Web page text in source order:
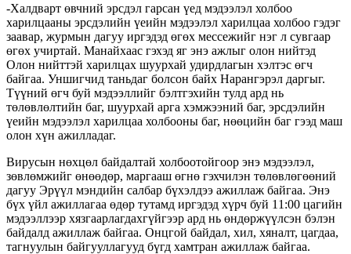
-Халдварт өвчний эрсдэл гарсан үед мэдээлэл холбоо
харилцааны эрсдэлийн үеийн мэдээлэл харилцаа холбоо гэдэг
заавар, журмын дагуу иргэдэд өгөх мессежийг нэг л сувгаар
өгөх учиртай. Манайхаас гэхэд яг энэ ажлыг олон нийтэд
Олон нийттэй харилцах шуурхай удирдлагын хэлтэс өгч
байгаа. Уншигчид таньдаг болсон байх Нарангэрэл даргыг.
Түүний өгч буй мэдээллийг бэлтгэхийн тулд ард нь
төлөвлөлтийн баг, шуурхай арга хэмжээний баг, эрсдэлийн
үеийн мэдээлэл харилцаа холбооны баг, нөөцийн баг гээд маш
олон хүн ажилладаг.
Вирусын нөхцөл байдалтай холбоотойгоор энэ мэдээлэл,
зөвлөмжийг өнөөдөр, маргааш өгнө гэхчилэн төлөвлөгөөний
дагуу Эрүүл мэндийн салбар бүхэлдээ ажиллаж байгаа. Энэ
бүх үйл ажиллагаа өдөр тутамд иргэдэд хүрч буй 11:00 цагийн
мэдээллээр хязгаарлагдахгүйгээр ард нь өндөржүүлсэн бэлэн
байдалд ажиллаж байгаа. Онцгой байдал, хил, хяналт, цагдаа,
тагнуулын байгууллагууд бүгд хамтран ажиллаж байгаа.